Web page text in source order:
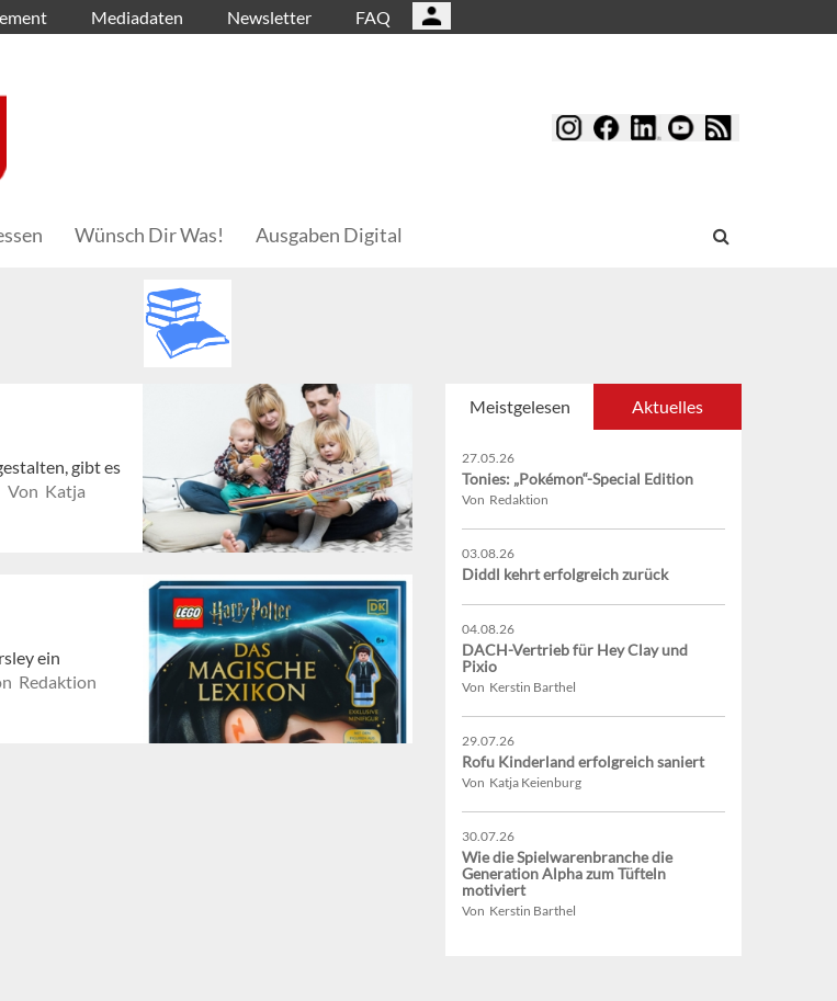
Mediadaten Newsletter FAQ
Wünsch Dir Was! Ausgaben Digital
gibt es
Von Katja
ein
Redaktion
Meistgelesen Aktuelles
27.05.26
Tonies: „Pokémon“-Special Edition
Von Redaktion
03.08.26
Diddl kehrt erfolgreich zurück
04.08.26
DACH-Vertrieb für Hey Clay und
Pixio
Von Kerstin Barthel
29.07.26
Rofu Kinderland erfolgreich saniert
Von Katja Keienburg
30.07.26
Wie die Spielwarenbranche die
Generation Alpha zum Tüfteln
motiviert
Von Kerstin Barthel